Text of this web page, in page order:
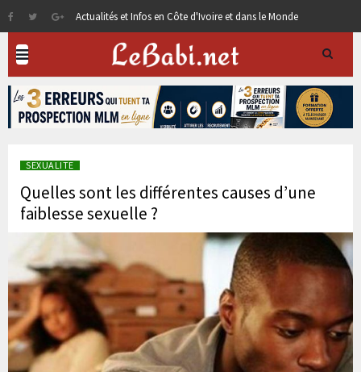
Actualités et Infos en Côte d'Ivoire et dans le Monde
SEXUALITE
Quelles sont les différentes causes d’une
faiblesse sexuelle ?